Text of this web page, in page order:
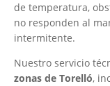
de temperatura,
no responden al
intermitente.
Nuestro servicio
zonas de Torelló,